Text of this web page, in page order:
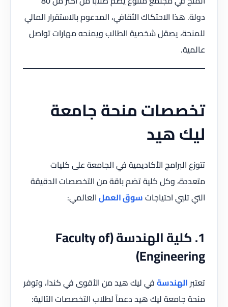
دولة. هذا الاحتكاك الثقافي، المدعوم بالاستقرار المالي
للمنحة، يصقل شخصية الطالب ويمنحه مهارات تواصل
عالمية.
تخصصات منحة جامعة
ليك هيد
تتوزع البرامج الأكاديمية في الجامعة على كليات
متعددة، وكل كلية تضم باقة من التخصصات الدقيقة
التي تلبي احتياجاتسوق العملالعالمي:
1. كلية الهندسة (Faculty of
Engineering)
تعتبر الهندسةفي ليك هيد من الأقوى في كندا، وتوفر
منحة جامعة ليك هيد دعماً لطلاب التخصصات التالية: